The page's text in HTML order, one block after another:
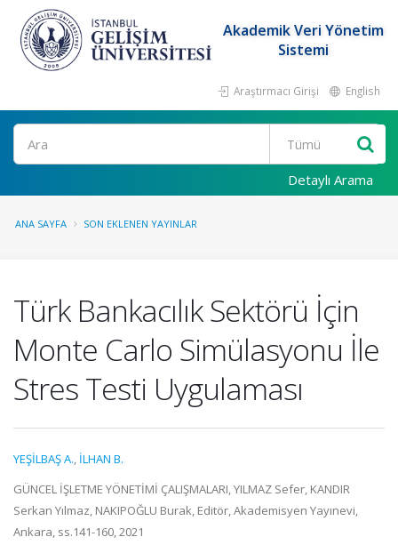
Akademik Veri Yönetim
Sistemi
Araştırmacı Girişi English
Ara
Detaylı Arama
ANA SAYFA SON EKLENEN YAYINLAR
Türk Bankacılık Sektörü İçin
Monte Carlo Simülasyonu İle
Stres Testi Uygulaması
YEŞİLBAŞ A., İLHAN B.
GÜNCEL İŞLETME YÖNETİMİ ÇALIŞMALARI, YILMAZ Sefer, KANDIR
Serkan Yılmaz, NAKIPOĞLU Burak, Editör, Akademisyen Yayınevi,
Ankara, ss.141-160, 2021